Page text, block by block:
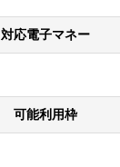
対応電子マネー
可能利用枠